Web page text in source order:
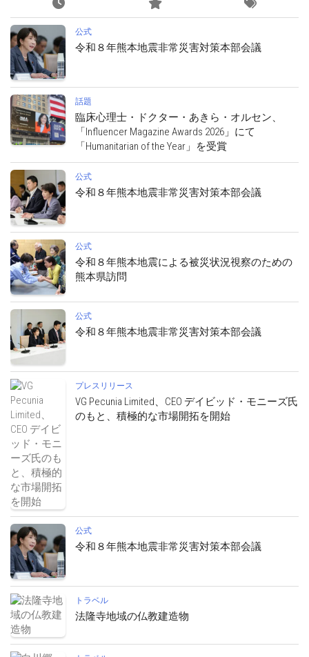
公式
令和８年熊本地震非常災害対策本部会議
話題
臨床心理士・ドクター・あきら・オルセン、
「Influencer Magazine Awards 2026」にて
「Humanitarian of the Year」を受賞
公式
令和８年熊本地震非常災害対策本部会議
公式
令和８年熊本地震による被災状況視察のための
熊本県訪問
公式
令和８年熊本地震非常災害対策本部会議
プレスリリース
VG Pecunia Limited、CEO デイビッド・モニーズ氏
のもと、積極的な市場開拓を開始
公式
令和８年熊本地震非常災害対策本部会議
トラベル
法隆寺地域の仏教建造物